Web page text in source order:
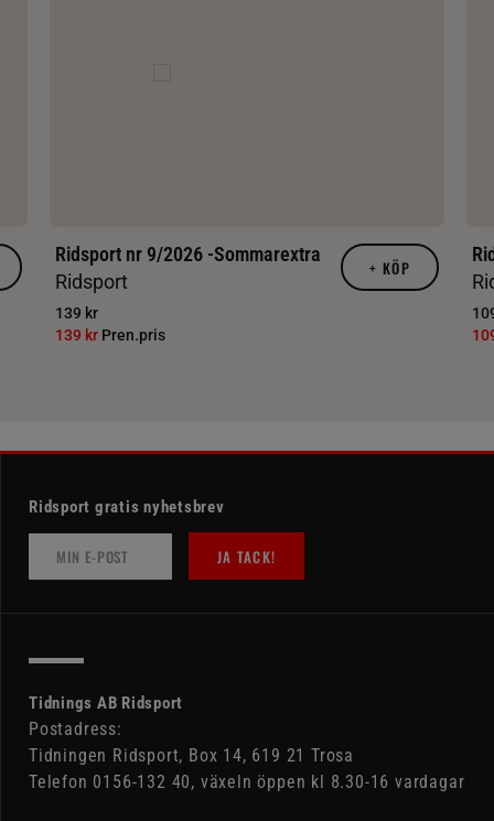
Ridsport nr 9/2026 -Sommarextra
Ridsport
139 kr
139 kr Pren.pris
+ KÖP
Ridsport gratis nyhetsbrev
JA TACK!
Tidnings AB Ridsport
Postadress:
Tidningen Ridsport, Box 14, 619 21 Trosa
Telefon 0156-132 40, växeln öppen kl 8.30-16 vardagar